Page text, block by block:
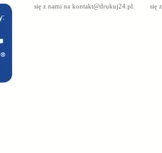
się z nami na kontakt@drukuj24.pl
się